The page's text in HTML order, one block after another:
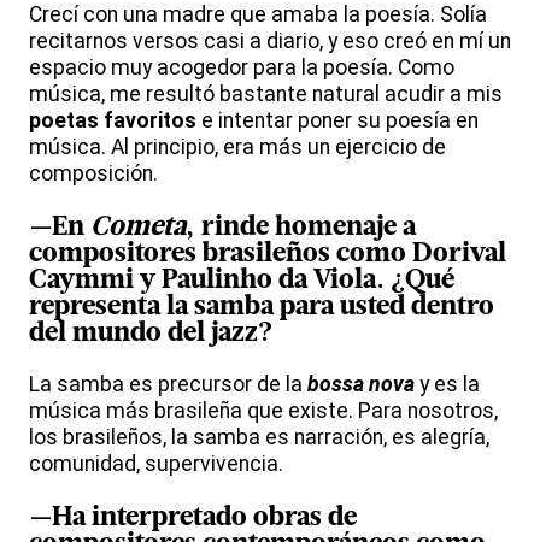
Crecí con una madre que amaba la poesía. Solía
recitarnos versos casi a diario, y eso creó en mí un
espacio muy acogedor para la poesía. Como
música, me resultó bastante natural acudir a mis
poetas favoritos e intentar poner su poesía en
música. Al principio, era más un ejercicio de
composición.
—En Cometa, rinde homenaje a
compositores brasileños como Dorival
Caymmi y Paulinho da Viola. ¿Qué
representa la samba para usted dentro
del mundo del jazz?
La samba es precursor de la bossa nova y es la
música más brasileña que existe. Para nosotros,
los brasileños, la samba es narración, es alegría,
comunidad, supervivencia.
—Ha interpretado obras de